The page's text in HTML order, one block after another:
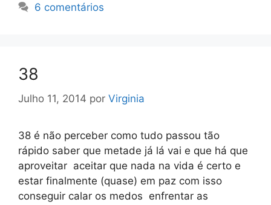
6 comentários
38
Julho 11, 2014 por Virginia
38 é não perceber como tudo passou tão
rápido saber que metade já lá vai e que há que
aproveitar aceitar que nada na vida é certo e
estar finalmente (quase) em paz com isso
conseguir calar os medos enfrentar as